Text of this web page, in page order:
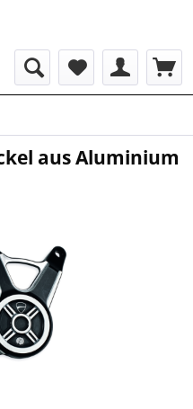
aus Aluminium